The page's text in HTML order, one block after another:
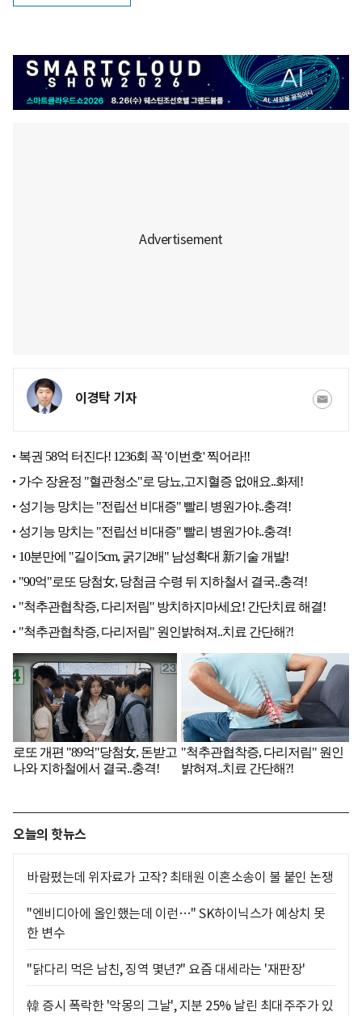
이경탁 기자
오늘의 핫뉴스
바람폈는데 위자료가 고작? 최태원 이혼소송이 불 붙인 논쟁
"엔비디아에 올인했는데 이런…" SK하이닉스가 예상치 못
한 변수
"닭다리 먹은 남친, 징역 몇년?" 요즘 대세라는 '재판장'
韓 증시 폭락한 '악몽의 그날', 지분 25% 날린 최대주주가 있